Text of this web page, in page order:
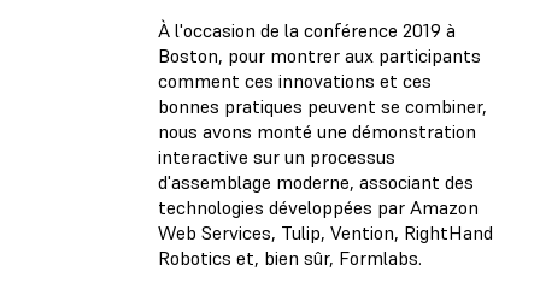
À l'occasion de la conférence 2019 à
Boston, pour montrer aux participants
comment ces innovations et ces
bonnes pratiques peuvent se combiner,
nous avons monté une démonstration
interactive sur un processus
d'assemblage moderne, associant des
technologies développées par Amazon
Web Services, Tulip, Vention, RightHand
Robotics et, bien sûr, Formlabs.